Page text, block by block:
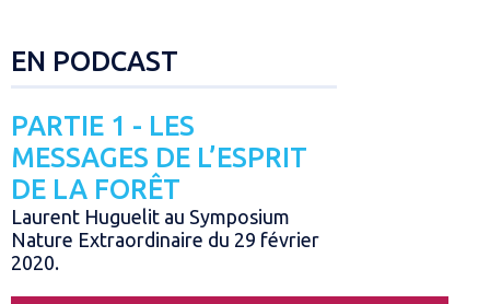
EN PODCAST
PARTIE 1 - LES
MESSAGES DE L’ESPRIT
DE LA FORÊT
Laurent Huguelit au Symposium
Nature Extraordinaire du 29 février
2020.